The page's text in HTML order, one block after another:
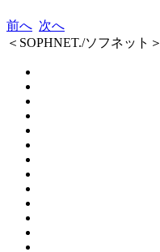
前へ 次へ
＜SOPHNET./ソフネット＞